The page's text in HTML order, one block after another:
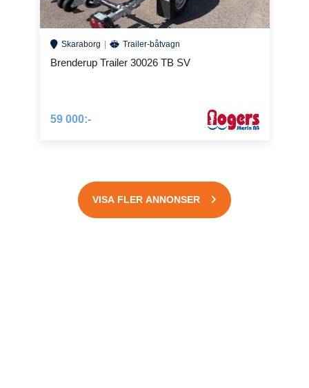
Skaraborg Trailer-båtvagn
Brenderup Trailer 30026 TB SV
59 000:-
VISA FLER ANNONSER